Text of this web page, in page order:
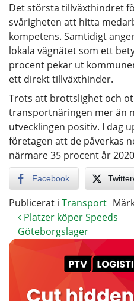
Det största tillväxthindret
svårigheten att hitta
kompetens. Samtidigt
lokala vägnätet som ett
procent pekar ut
ett direkt tillväxthinder.
Trots att brottslighet och
transportnäringen mer än
utvecklingen positiv. I dag
företagen att de påverkas
närmare 35 procent år
Facebook
Publicerat i Transport
Platzer köper Speeds
Göteborgslager